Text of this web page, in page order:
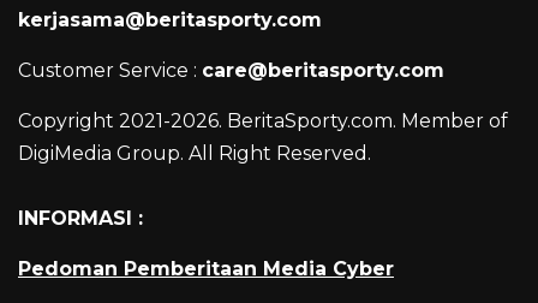
kerjasama@beritasporty.com
Customer Service : care@beritasporty.com
Copyright 2021-2026. BeritaSporty.com. Member of
DigiMedia Group. All Right Reserved.
INFORMASI :
Pedoman Pemberitaan Media Cyber